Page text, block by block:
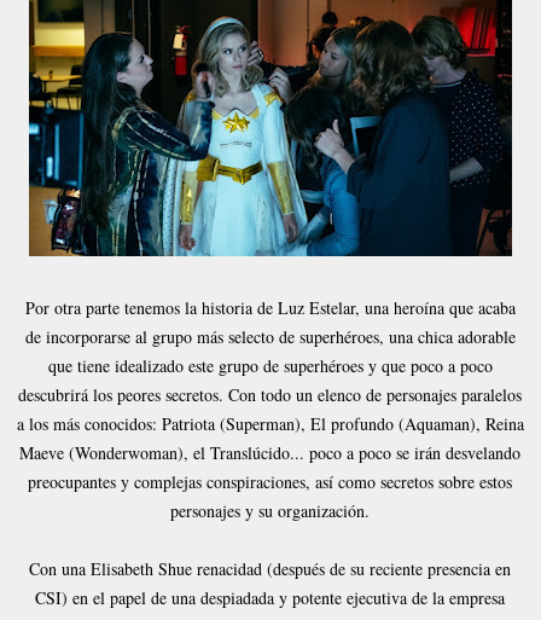
Por otra parte tenemos la historia de Luz Estelar, una heroína que acaba
de incorporarse al grupo más selecto de superhéroes, una chica adorable
que tiene idealizado este grupo de superhéroes y que poco a poco
descubrirá los peores secretos. Con todo un elenco de personajes paralelos
a los más conocidos: Patriota (Superman), El profundo (Aquaman), Reina
Maeve (Wonderwoman), el Translúcido... poco a poco se irán desvelando
preocupantes y complejas conspiraciones, así como secretos sobre estos
personajes y su organización.
Con una Elisabeth Shue renacidad (después de su reciente presencia en
CSI) en el papel de una despiadada y potente ejecutiva de la empresa